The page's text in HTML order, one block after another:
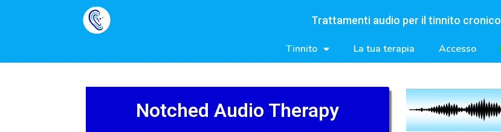
Trattamenti audio per il tinnito cronico
Tinnito La tua terapia Accesso
Notched Audio Therapy